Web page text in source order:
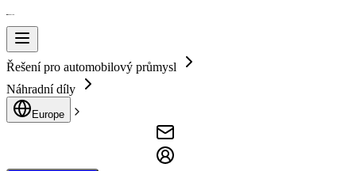
Řešení pro automobilový průmysl
Náhradní díly
Europe